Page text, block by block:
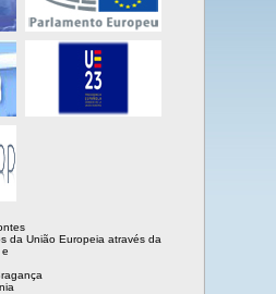
da União Europeia através da